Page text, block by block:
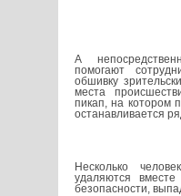
А
помогают
обшивку
места
пикап, на котором
останавливается
Несколько
удаляются
безопасности,